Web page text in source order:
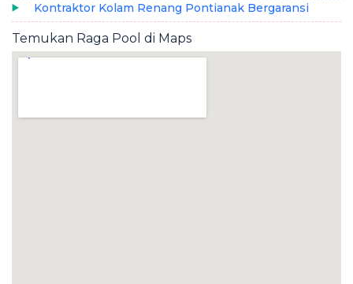
Kontraktor Kolam Renang Pontianak Bergaransi
Temukan Raga Pool di Maps